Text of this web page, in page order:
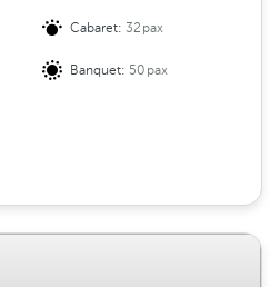
Cabaret:32pax
Banquet: 50pax